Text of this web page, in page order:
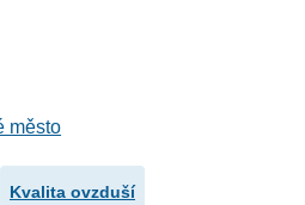
město
Kvalita ovzduší